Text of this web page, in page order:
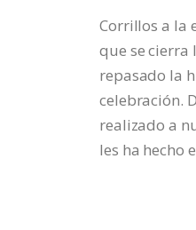
Corrillos a la
que se cierra
repasado la
celebración.
realizado a
les ha hecho